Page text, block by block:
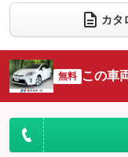
電動リアゲート
：装備なし
サイドカメラ
：装備なし
：装備なし
カタ
無料 この車